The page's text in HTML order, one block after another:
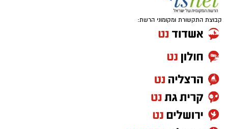
קבוצת התקשורת ומקומוני הרשת: